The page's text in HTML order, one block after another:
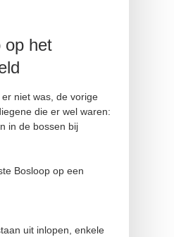
op het
niet was, de vorige
die er wel waren:
in de bossen bij
Bosloop op een
uit inlopen, enkele